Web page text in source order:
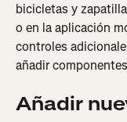
bicicletas y
o en la aplicación
controles
añadir
Añadir